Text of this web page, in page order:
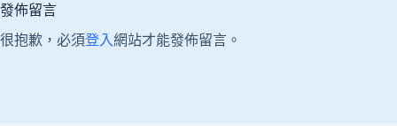
發佈留言
很抱歉，必須登入網站才能發佈留言。